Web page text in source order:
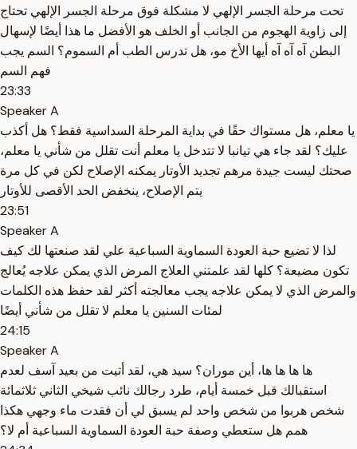
تحت مرحلة الجسر الإلهي لا مشكلة فوق مرحلة الجسر الإلهي تحتاج
إلى زاوية الهجوم من الجانب أو الخلف هو الأفضل ما هذا أيضًا لإسهال
البطن آه آه آه أيها الأخ مو، هل تدرس الطب أم السموم؟ السم يجب
فهم السم
23:33
Speaker A
يا معلم، هل مستواك حقًا في بداية المرحلة السداسية فقط؟ هل أكذب
عليك؟ لقد جاء هي تيانبا لا تتدخل يا معلم أنت تقلل من شأني يا معلم،
صحتك ليست جيدة مرهم تجديد الأوتار يمكنه الإصلاح لكن في كل مرة
يتم الإصلاح، ينخفض الحد الأقصى للأوتار
23:51
Speaker A
لذا لا تضيع حبة العودة السماوية السباعية علي لقد صنعتها لك كيف
تكون مضيعة؟ كلها لقد علمتني العلاج المرض الذي يمكن علاجه يُعالج
والمرض الذي لا يمكن علاجه يجب معالجته أكثر لقد حفظ هذه الكلمات
لمئات السنين يا معلم لا تقلل من شأني أيضًا
24:15
Speaker A
ها ها ها ها، أين موران؟ سيد هي، لقد أتيت من بعيد آسف لعدم
استقبالك قبل خمسة أيام، طرد رجالك نائب شيخي الثاني ثلاثمائة
شخص هربوا من شخص واحد لم يسبق لي أن فقدت ماء وجهي هكذا
همم هل ستعطي وصفة حبة العودة السماوية السباعية أم لا؟